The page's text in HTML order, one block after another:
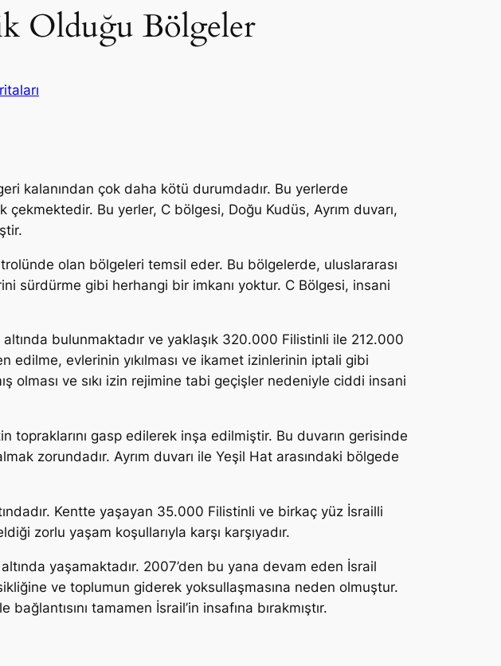
Olduğu Bölgeler
kalanından çok daha kötü durumdadır. Bu yerlerde
Bu yerler, C bölgesi, Doğu Kudüs, Ayrım duvarı,
olan bölgeleri temsil eder. Bu bölgelerde, uluslararası
sürdürme gibi herhangi bir imkanı yoktur. C Bölgesi, insani
bulunmaktadır ve yaklaşık 320.000 Filistinli ile 212.000
edilme, evlerinin yıkılması ve ikamet izinlerinin iptali gibi
olması ve sıkı izin rejimine tabi geçişler nedeniyle ciddi insani
topraklarını gasp edilerek inşa edilmiştir. Bu duvarın gerisinde
zorundadır. Ayrım duvarı ile Yeşil Hat arasındaki bölgede
Kentte yaşayan 35.000 Filistinli ve birkaç yüz İsrailli
zorlu yaşam koşullarıyla karşı karşıyadır.
yaşamaktadır. 2007’den bu yana devam eden İsrail
ve toplumun giderek yoksullaşmasına neden olmuştur.
tamamen İsrail’in insafına bırakmıştır.